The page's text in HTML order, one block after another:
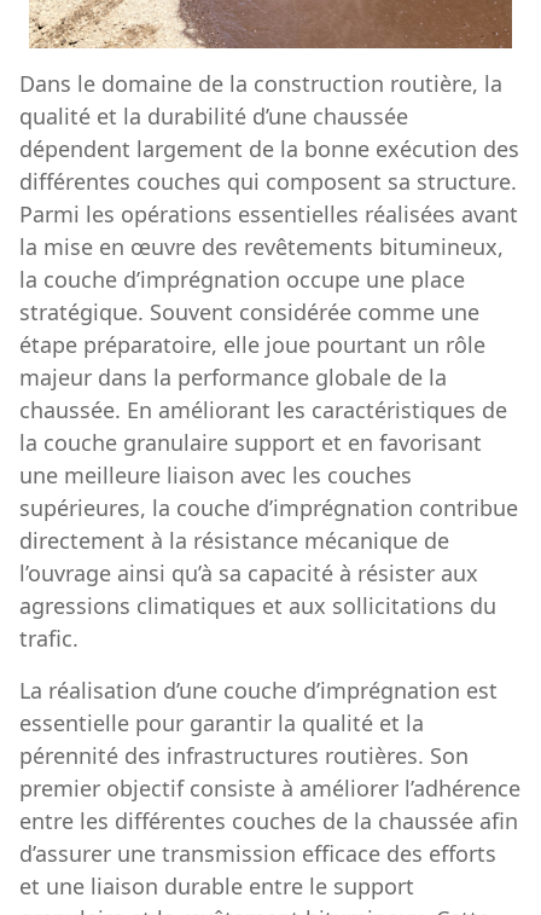
Dans le domaine de la construction routière, la
qualité et la durabilité d’une chaussée
dépendent largement de la bonne exécution des
différentes couches qui composent sa structure.
Parmi les opérations essentielles réalisées avant
la mise en œuvre des revêtements bitumineux,
la couche d’imprégnation occupe une place
stratégique. Souvent considérée comme une
étape préparatoire, elle joue pourtant un rôle
majeur dans la performance globale de la
chaussée. En améliorant les caractéristiques de
la couche granulaire support et en favorisant
une meilleure liaison avec les couches
supérieures, la couche d’imprégnation contribue
directement à la résistance mécanique de
l’ouvrage ainsi qu’à sa capacité à résister aux
agressions climatiques et aux sollicitations du
trafic.
La réalisation d’une couche d’imprégnation est
essentielle pour garantir la qualité et la
pérennité des infrastructures routières. Son
premier objectif consiste à améliorer l’adhérence
entre les différentes couches de la chaussée afin
d’assurer une transmission efficace des efforts
et une liaison durable entre le support